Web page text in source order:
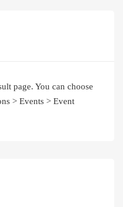
page. You can choose
> Events > Event